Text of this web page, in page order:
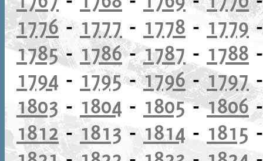
1776- 1777 - 1778 - 1779
1785- 1786-1787 - 1788
1794 - 1795-1796- 1797
1803 - 1804 - 1805-1806
1812 - 1813 - 1814 - 1815